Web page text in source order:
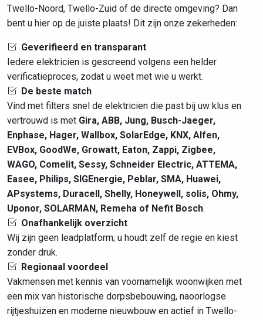
Twello-Noord, Twello-Zuid of de directe omgeving? Dan
bent u hier op de juiste plaats! Dit zijn onze zekerheden:
Geverifieerd en transparant
Iedere elektricien is gescreend volgens een helder
verificatieproces, zodat u weet met wie u werkt.
De beste match
Vind met filters snel de elektricien die past bij uw klus en
vertrouwd is met Gira, ABB, Jung, Busch-Jaeger,
Enphase, Hager, Wallbox, SolarEdge, KNX, Alfen,
EVBox, GoodWe, Growatt, Eaton, Zappi, Zigbee,
WAGO, Comelit, Sessy, Schneider Electric, ATTEMA,
Easee, Philips, SIGEnergie, Peblar, SMA, Huawei,
APsystems, Duracell, Shelly, Honeywell, solis, Ohmy,
Uponor, SOLARMAN, Remeha of Nefit Bosch.
Onafhankelijk overzicht
Wij zijn geen leadplatform; u houdt zelf de regie en kiest
zonder druk.
Regionaal voordeel
Vakmensen met kennis van voornamelijk woonwijken met
een mix van historische dorpsbebouwing, naoorlogse
rijtjeshuizen en moderne nieuwbouw en actief in Twello-